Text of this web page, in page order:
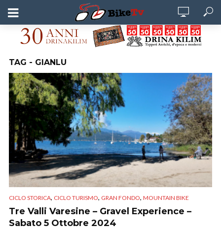
TAG - GIANLU
CICLO STORICA, CICLO TURISMO, GRAN FONDO, MOUNTAIN BIKE
Tre Valli Varesine – Gravel Experience –
Sabato 5 Ottobre 2024